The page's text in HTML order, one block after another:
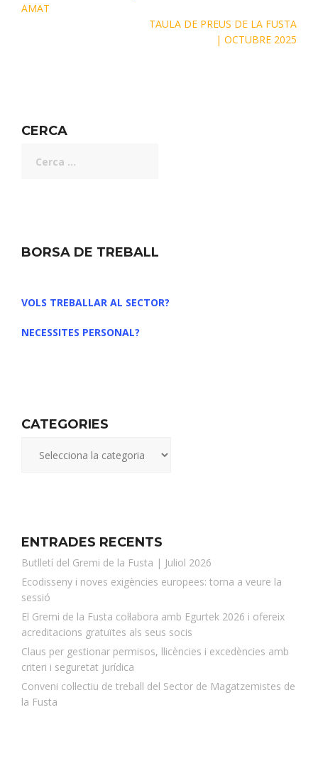
AMAT
TAULA DE PREUS DE LA FUSTA
| OCTUBRE 2025
CERCA
BORSA DE TREBALL
VOLS TREBALLAR AL SECTOR?
NECESSITES PERSONAL?
CATEGORIES
ENTRADES RECENTS
Butlletí del Gremi de la Fusta | Juliol 2026
Ecodisseny i noves exigències europees: torna a veure la
sessió
El Gremi de la Fusta col·labora amb Egurtek 2026 i ofereix
acreditacions gratuïtes als seus socis
Claus per gestionar permisos, llicències i excedències amb
criteri i seguretat jurídica
Conveni col·lectiu de treball del Sector de Magatzemistes de
la Fusta